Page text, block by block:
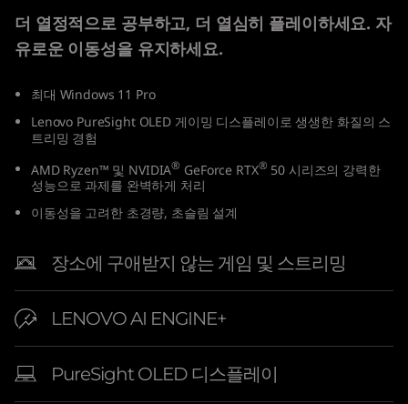
A
M
D
a
p
o
p
더 열정적으로 공부하고, 더 열심히 플레이하세요. 자
유로운 이동성을 유지하세요.
최대 Windows 11 Pro
Lenovo PureSight OLED 게이밍 디스플레이로 생생한 화질의 스
트리밍 경험
AMD Ryzen™ 및 NVIDIA® GeForce RTX® 50 시리즈의 강력한
성능으로 과제를 완벽하게 처리
이동성을 고려한 초경량, 초슬림 설계
장소에 구애받지 않는 게임 및 스트리밍
LENOVO AI ENGINE+
PureSight OLED 디스플레이